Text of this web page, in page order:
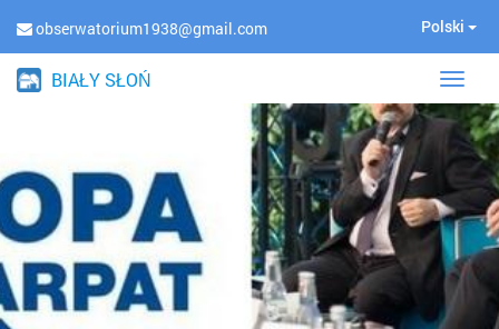
obserwatorium1938@gmail.com Polski
BIAŁY SŁOŃ